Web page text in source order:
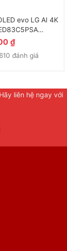
evo LG AI 4K
₫
610 đánh giá
liên hệ ngay với